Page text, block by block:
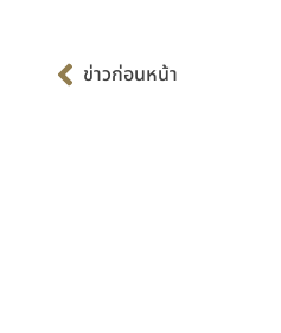
ข่าวก่อนหน้า